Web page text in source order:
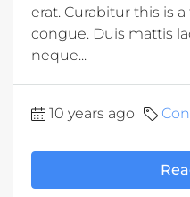
erat. Curabitur this is
congue. Duis mattis
neque...
10 years ago